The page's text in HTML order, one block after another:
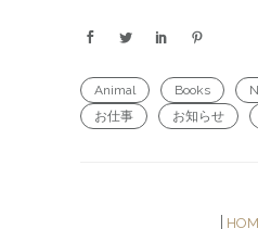
Animal Books
お仕事
お知らせ